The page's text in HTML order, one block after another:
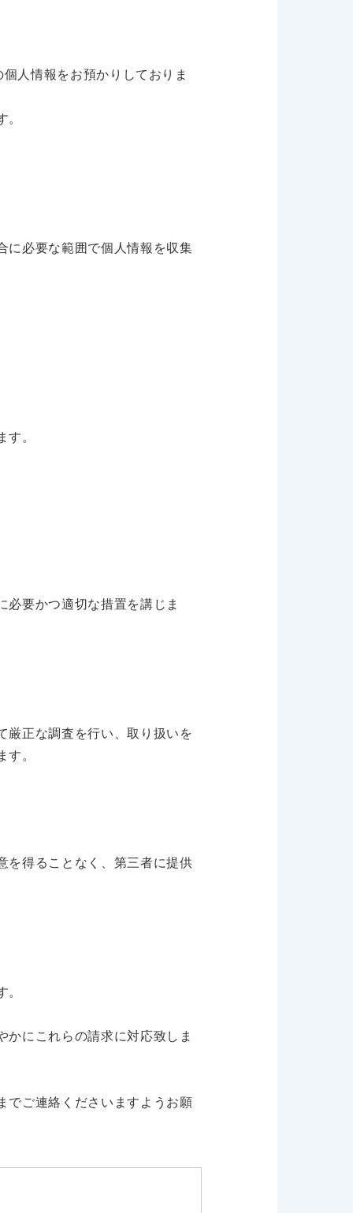
人情報をお預かりしておりま
に必要な範囲で個人情報を収集
。
要かつ適切な措置を講じま
厳正な調査を行い、取り扱いを
。
を得ることなく、第三者に提供
にこれらの請求に対応致しま
でご連絡くださいますようお願